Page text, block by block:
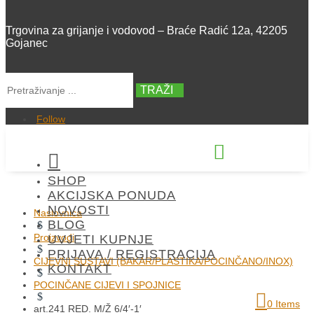
Trgovina za grijanje i vodovod – Braće Radić 12a, 42205
Gojanec
TRAŽI
Follow


SHOP
AKCIJSKA PONUDA
NOVOSTI
BLOG
UVJETI KUPNJE
PRIJAVA / REGISTRACIJA
KONTAKT
0 Items
Naslovnica
$
Proizvodi
$
CIJEVNI SUSTAVI (BAKAR/PLASTIKA/POCINČANO/INOX)
$
POCINČANE CIJEVI I SPOJNICE
$
art.241 RED. M/Ž 6/4′-1′